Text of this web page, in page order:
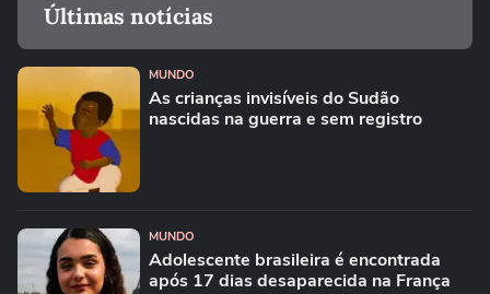
Últimas notícias
MUNDO
As crianças invisíveis do Sudão
nascidas na guerra e sem registro
MUNDO
Adolescente brasileira é encontrada
após 17 dias desaparecida na França